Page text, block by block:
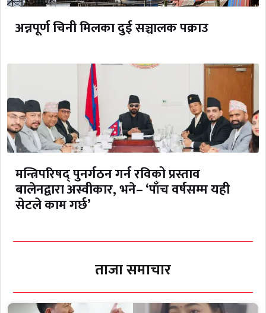
अन्नपूर्ण चिनी मिलका दुई सञ्चालक पक्राउ
मन्त्रिपरिषद् पुनर्गठन गर्न रविको प्रस्ताव
बालेनद्वारा अस्वीकार, भने– ‘पाँच वर्षसम्म यही
सेटले काम गर्छ’
ताजा समाचार